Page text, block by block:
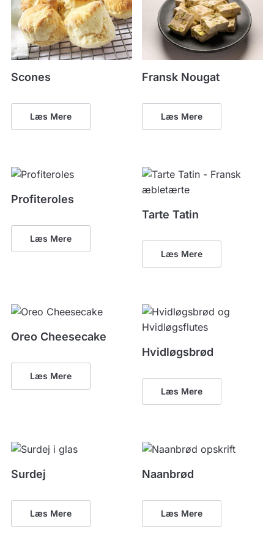
Scones
Læs Mere
Fransk Nougat
Læs Mere
Profiteroles
Læs Mere
Tarte Tatin
Læs Mere
Oreo Cheesecake
Læs Mere
Hvidløgsbrød
Læs Mere
Surdej
Læs Mere
Naanbrød
Læs Mere